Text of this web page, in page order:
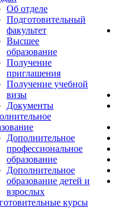
Об отделе
Подготовительный
факультет
Высшее
образование
Получение
приглашения
Получение учебной
визы
Документы
Дополнительное
профессиональное
образование
Дополнительное
образование детей и
взрослых
курсы